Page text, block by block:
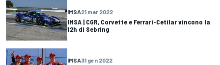
IMSA21 mar 2022
IMSA | CGR, Corvette e Ferrari-Cetilar vincono la
12h di Sebring
IMSA31 gen 2022